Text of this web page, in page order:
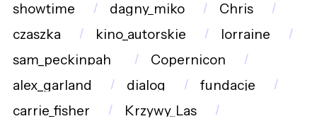
showtime
dagny_miko
Chris
czaszka
kino_autorskie
lorraine
sam_peckinpah_
Copernicon
alex_garland
dialog
fundacje
carrie_fisher
Krzywy_Las